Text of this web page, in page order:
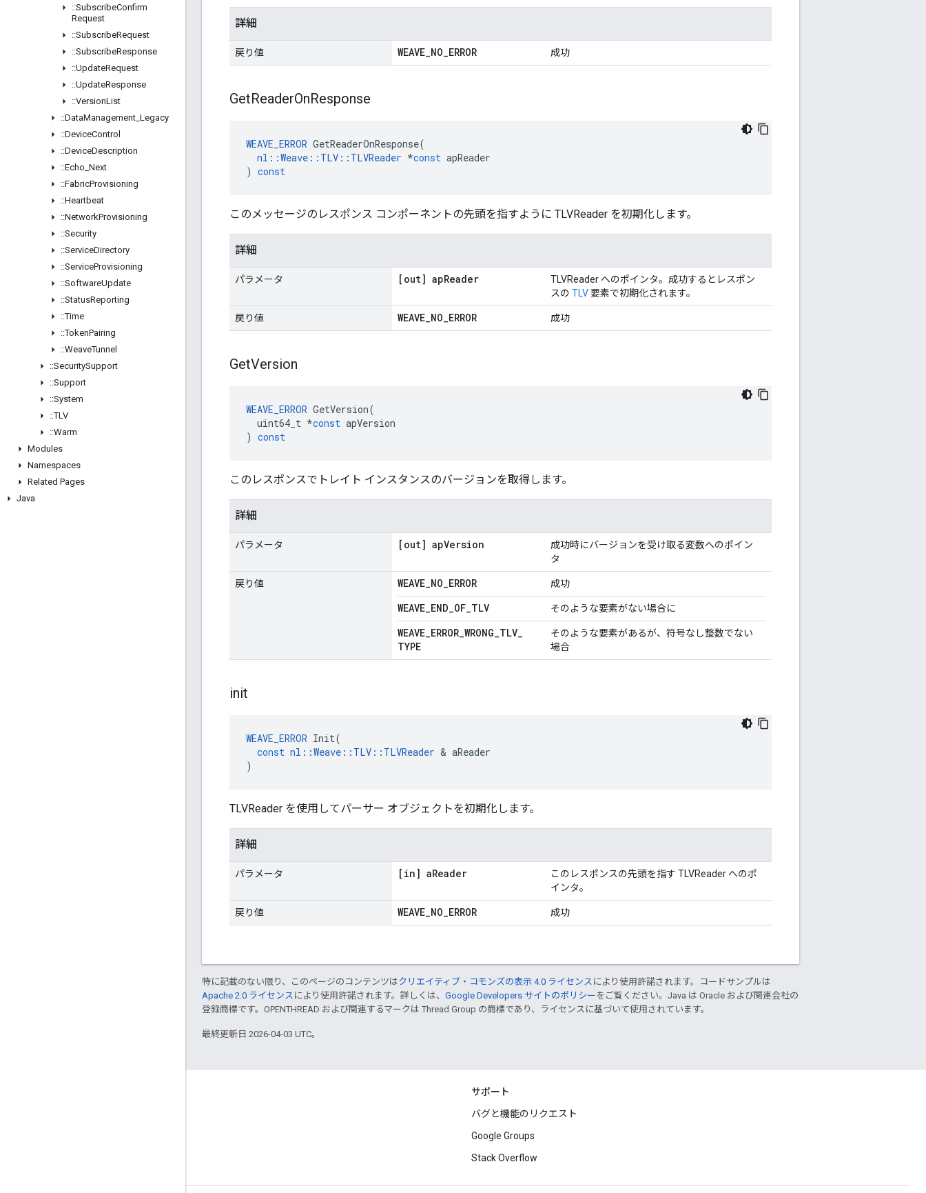
::SubscribeConfirm
Request
::SubscribeRequest
::SubscribeResponse
::UpdateRequest
::UpdateResponse
::VersionList
::DataManagement Legacy
::DeviceControl
::DeviceDescription
::Echo Next
::FabricProvisioning
::Heartbeat
::NetworkProvisioning
::Security
::ServiceDirectory
::ServiceProvisioning
::SoftwareUpdate
::StatusReporting
::Time
::TokenPairing
::WeaveTunnel
::SecuritySupport
::Support
::System
::TLV
::Warm
Modules
Namespaces
Related Pages
Java
詳細
戻り値 WEAVE_NO_ERROR 成功
GetReaderOnResponse
WEAVE_ERROR GetReaderOnResponse(
nl ::Weave :: TLV :: TLVReader *const apReader
) const
このメッセージのレスポンス コンポーネントの先頭を指すように TLVReader を初期化します。
詳細
パラメータ [out] apReader
TLVReader へのポインタ。成功するとレスポン
スの TLV 要素で初期化されます。
戻り値 WEAVE_NO_ERROR 成功
GetVersion
WEAVE_ERROR GetVersion(
uint64_t *const apVersion
) const
このレスポンスでトレイト インスタンスのバージョンを取得します。
詳細
パラメータ [out] apVersion
成功時にバージョンを受け取る変数へのポイン
タ
戻り値 WEAVE_NO_ERROR 成功
WEAVE_END_OF_TLV そのような要素がない場合に
WEAVE_ERROR_WRONG_TLV_
TYPE
そのような要素があるが、符号なし整数でない
場合
init
WEAVE_ERROR Init(
const nl ::Weave :: TLV :: TLVReader & aReader
)
TLVReader を使用してパーサー オブジェクトを初期化します。
詳細
パラメータ [in] aReader
このレスポンスの先頭を指す TLVReader へのポ
インタ。
戻り値 WEAVE_NO_ERROR 成功
特に記載のない限り、このページのコンテンツはクリエイティブ・コモンズの表示 4.0 ライセンス により使用許諾されます。コードサンプルは
Apache 2.0 ライセンス により使用許諾されます。詳しくは、 Google Developers サイトのポリシー をご覧ください。Java は Oracle および関連会社の
登録商標です。OPENTHREAD および関連するマークは Thread Group の商標であり、ライセンスに基づいて使用されています。
最終更新日 2026-04-03 UTC。
サポート
バグと機能のリクエスト
Google Groups
Stack Overflow